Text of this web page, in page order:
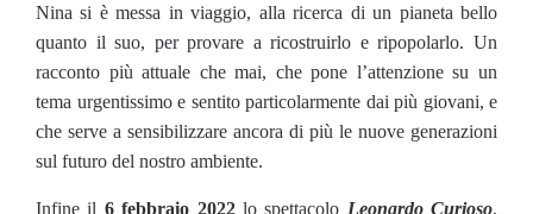
Nina si è messa in viaggio, alla ricerca di un pianeta bello
quanto il suo, per provare a ricostruirlo e ripopolarlo. Un
racconto più attuale che mai, che pone l’attenzione su un
tema urgentissimo e sentito particolarmente dai più giovani, e
che serve a sensibilizzare ancora di più le nuove generazioni
sul futuro del nostro ambiente.
Infine il 6 febbraio 2022lo spettacolo Leonardo Curioso,